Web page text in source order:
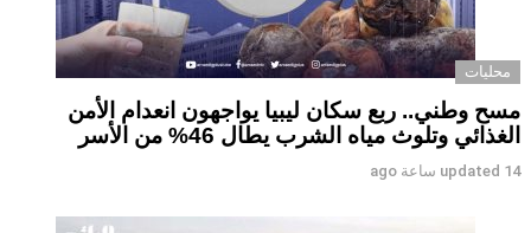
محليات
مسح وطني.. ربع سكان ليبيا يواجهون انعدام الأمن
الغذائي وتلوث مياه الشرب يطال 46% من الأسر
updated 14 ساعة ago